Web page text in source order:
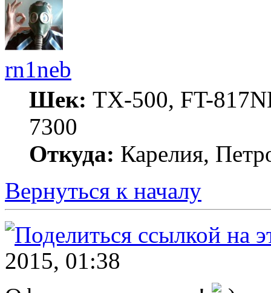
rn1neb
Шек: TX-500, FT-
7300
Откуда: Карелия,
Вернуться к началу
2015, 01:38